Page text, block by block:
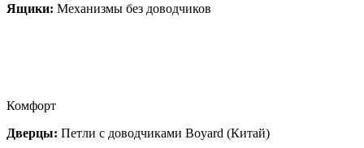
Ящики: Механизмы без доводчиков
Комфорт
Дверцы: Петли с доводчиками Boyard (Китай)